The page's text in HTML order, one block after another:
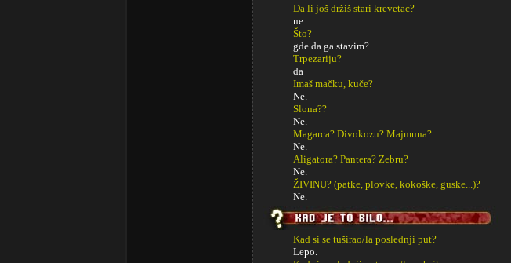
Da li još držiš stari krevetac?
ne.
Što?
gde da ga stavim?
Trpezariju?
da
Imaš mačku, kuče?
Ne.
Slona??
Ne.
Magarca? Divokozu? Majmuna?
Ne.
Aligatora? Pantera? Zebru?
Ne.
ŽIVINU? (patke, plovke, kokoške, guske...)?
Ne.
Kad si se tuširao/la poslednji put?
Lepo.